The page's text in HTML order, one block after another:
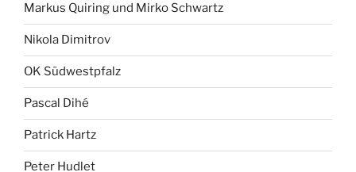
Markus Quiring und Mirko Schwartz
Nikola Dimitrov
OK Südwestpfalz
Pascal Dihé
Patrick Hartz
Peter Hudlet